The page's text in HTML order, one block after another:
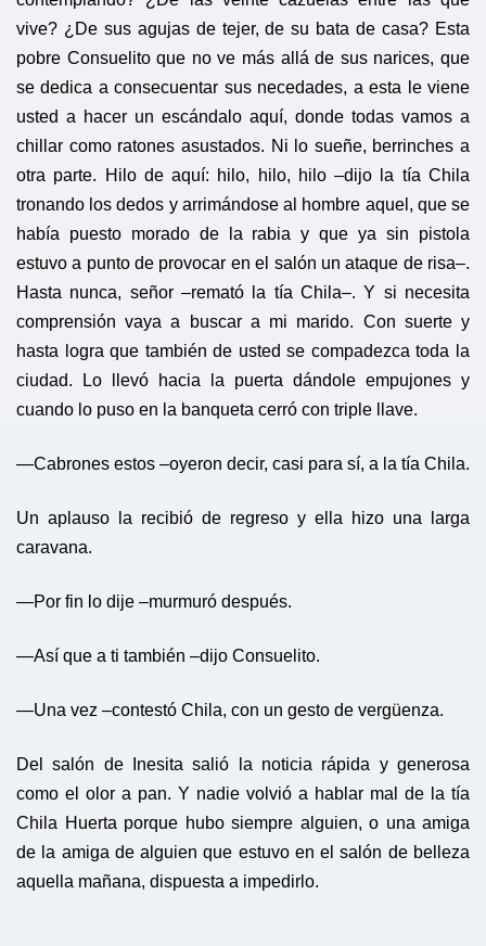
vive? ¿De sus agujas de tejer, de su bata de casa? Esta
pobre Consuelito que no ve más allá de sus narices, que
se dedica a consecuentar sus necedades, a esta le viene
usted a hacer un escándalo aquí, donde todas vamos a
chillar como ratones asustados. Ni lo sueñe, berrinches a
otra parte. Hilo de aquí: hilo, hilo, hilo –dijo la tía Chila
tronando los dedos y arrimándose al hombre aquel, que se
había puesto morado de la rabia y que ya sin pistola
estuvo a punto de provocar en el salón un ataque de risa–.
Hasta nunca, señor –remató la tía Chila–. Y si necesita
comprensión vaya a buscar a mi marido. Con suerte y
hasta logra que también de usted se compadezca toda la
ciudad. Lo llevó hacia la puerta dándole empujones y
cuando lo puso en la banqueta cerró con triple llave.
—Cabrones estos –oyeron decir, casi para sí, a la tía Chila.
Un aplauso la recibió de regreso y ella hizo una larga
caravana.
—Por fin lo dije –murmuró después.
—Así que a ti también –dijo Consuelito.
—Una vez –contestó Chila, con un gesto de vergüenza.
Del salón de Inesita salió la noticia rápida y generosa
como el olor a pan. Y nadie volvió a hablar mal de la tía
Chila Huerta porque hubo siempre alguien, o una amiga
de la amiga de alguien que estuvo en el salón de belleza
aquella mañana, dispuesta a impedirlo.